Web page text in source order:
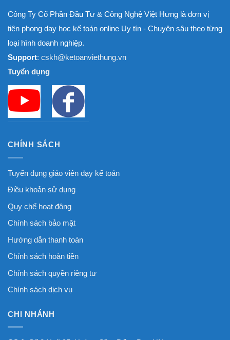
Công Ty Cổ Phần Đầu Tư & Công Nghệ Việt Hưng là đơn vị
tiên phong dạy học kế toán online Uy tín - Chuyên sâu theo từng
loại hình doanh nghiệp.
Support: cskh@ketoanviethung.vn
Tuyển dụng
CHÍNH SÁCH
Tuyển dụng giáo viên dạy kế toán
Điều khoản sử dụng
Quy chế hoạt động
Chính sách bảo mật
Hướng dẫn thanh toán
Chính sách hoàn tiền
Chính sách quyền riêng tư
Chính sách dịch vụ
CHI NHÁNH